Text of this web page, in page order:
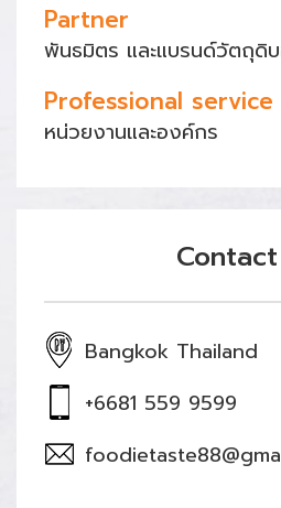
Partner
พันธมิตร และแบรนด์วัตถุดิบ
Professional service
หน่วยงานและองค์กร
Bangkok Thailand
+6681 559 9599